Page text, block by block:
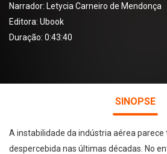
Narrador: Letycia Carneiro de Mendonça
Editora: Ubook
Duração: 0:43:40
SINOPSE
A instabilidade da indústria aérea parece
despercebida nas últimas décadas. No